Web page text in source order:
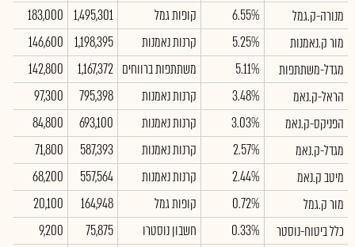
מנורה-ק.גמל
6.55% קופות גמל 1,495,301
183,000
מור ק.נאמנות
5.25% קרנות נאמנות 1,198,395
146,600
מגדל-משתתפות
5.11% משתתפות ברווחים 1,167,372
142,800
הראל-ק.נאמ
3.48% קרנות נאמנות 795,398
97,300
הפניקס-ק.נאמ
3.03% קרנות נאמנות 693,100
84,800
מגדל-ק.נאמ
2.57% קרנות נאמנות 587,393
71,800
מיטב ק.נאמ
2.44% קרנות נאמנות 557,564
68,200
מור ק.גמל
0.72% קופות גמל 164,948
20,100
כלל ביטוח-נוסטר
0.33% חשבון נוסטרו 75,875
9,200